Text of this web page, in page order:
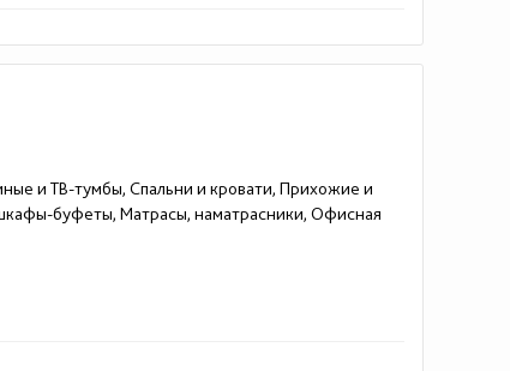
и ТВ-тумбы, Спальни и кровати, Прихожие и
буфеты, Матрасы, наматрасники, Офисная